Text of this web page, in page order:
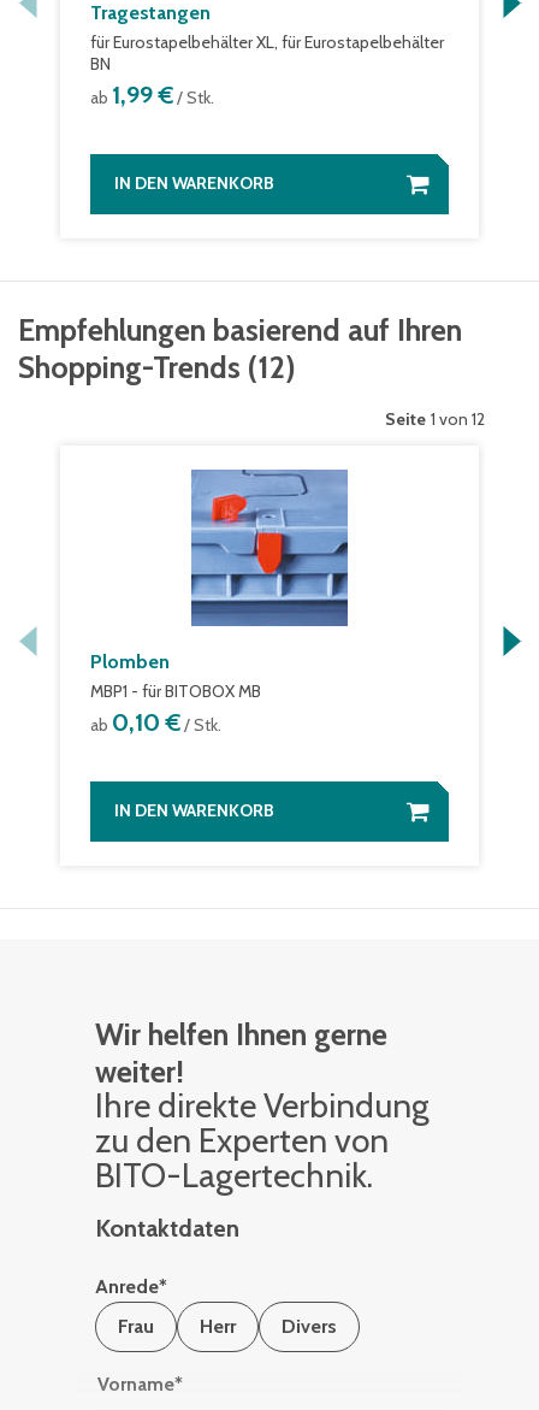
Tragestangen
für Eurostapelbehälter XL, für Eurostapelbehälter
BN
ab 1,99 €/ Stk.
IN DEN WARENKORB
Empfehlungen basierend auf Ihren
Shopping-Trends (12)
Seite 1 von 12
Plomben
MBP1 - für BITOBOX MB
ab 0,10 €/ Stk.
IN DEN WARENKORB
Wir helfen Ihnen gerne
weiter!
Ihre di­rek­te Ver­bin­dung
zu den Ex­per­ten von
BITO-La­ger­tech­nik.
Kontaktdaten
Anrede*
Frau
Herr Divers
Vorname*